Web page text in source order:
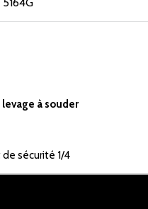
à souder
sécurité 1/4